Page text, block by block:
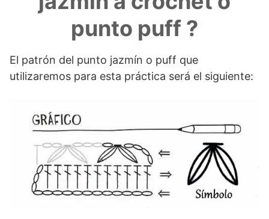
punto puff ?
El patrón del punto jazmín o puff que
utilizaremos para esta práctica será el siguiente: